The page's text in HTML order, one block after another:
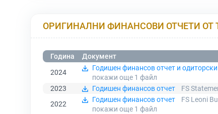
ОРИГИНАЛНИ ФИНАНСОВИ ОТЧЕТИ ОТ
Година
Документ
2024
Годишен финансов отчет и
покажи още 1 файл
2023
Годишен финансов отчет
FS
2022
Годишен финансов отчет
FS Leoni
покажи още 1 файл